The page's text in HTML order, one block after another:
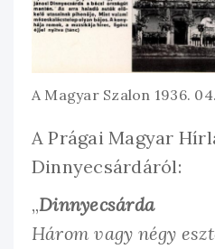
A Magyar Szalon 1936.
A Prágai Magyar
Dinnyecsárdáról:
„Dinnyecsárda
Három vagy négy